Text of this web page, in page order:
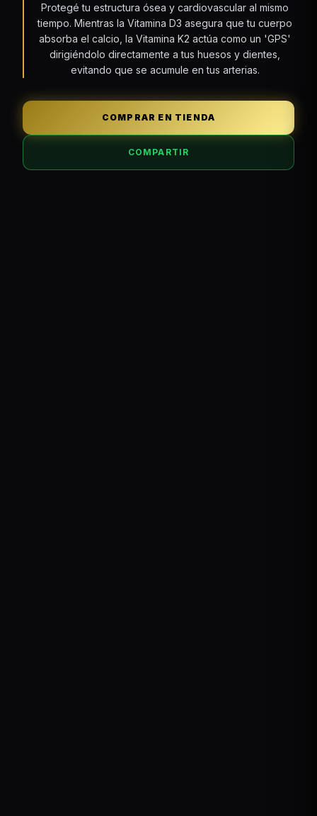
Protegé tu estructura ósea y cardiovascular al mismo
tiempo. Mientras la Vitamina D3 asegura que tu cuerpo
absorba el calcio, la Vitamina K2 actúa como un 'GPS'
dirigiéndolo directamente a tus huesos y dientes,
evitando que se acumule en tus arterias.
COMPRAR EN TIENDA
COMPARTIR